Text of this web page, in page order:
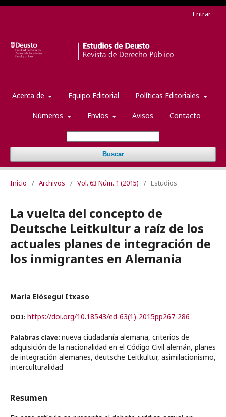
Acerca de Equipo Editorial Políticas Editoriales
Números Envíos Avisos Contacto
Buscar
Entrar
Inicio / Archivos / Vol. 63 Núm. 1 (2015) / Estudios
La vuelta del concepto de
Deutsche Leitkultur a raíz de los
actuales planes de integración de
los inmigrantes en Alemania
María Elósegui Itxaso
DOI: https://doi.org/10.18543/ed-63(1)-2015pp267-286
Palabras clave: nueva ciudadanía alemana, criterios de
adquisición de la nacionalidad en el Código Civil alemán, planes
de integración alemanes, deutsche Leitkultur, asimilacionismo,
interculturalidad
Resumen